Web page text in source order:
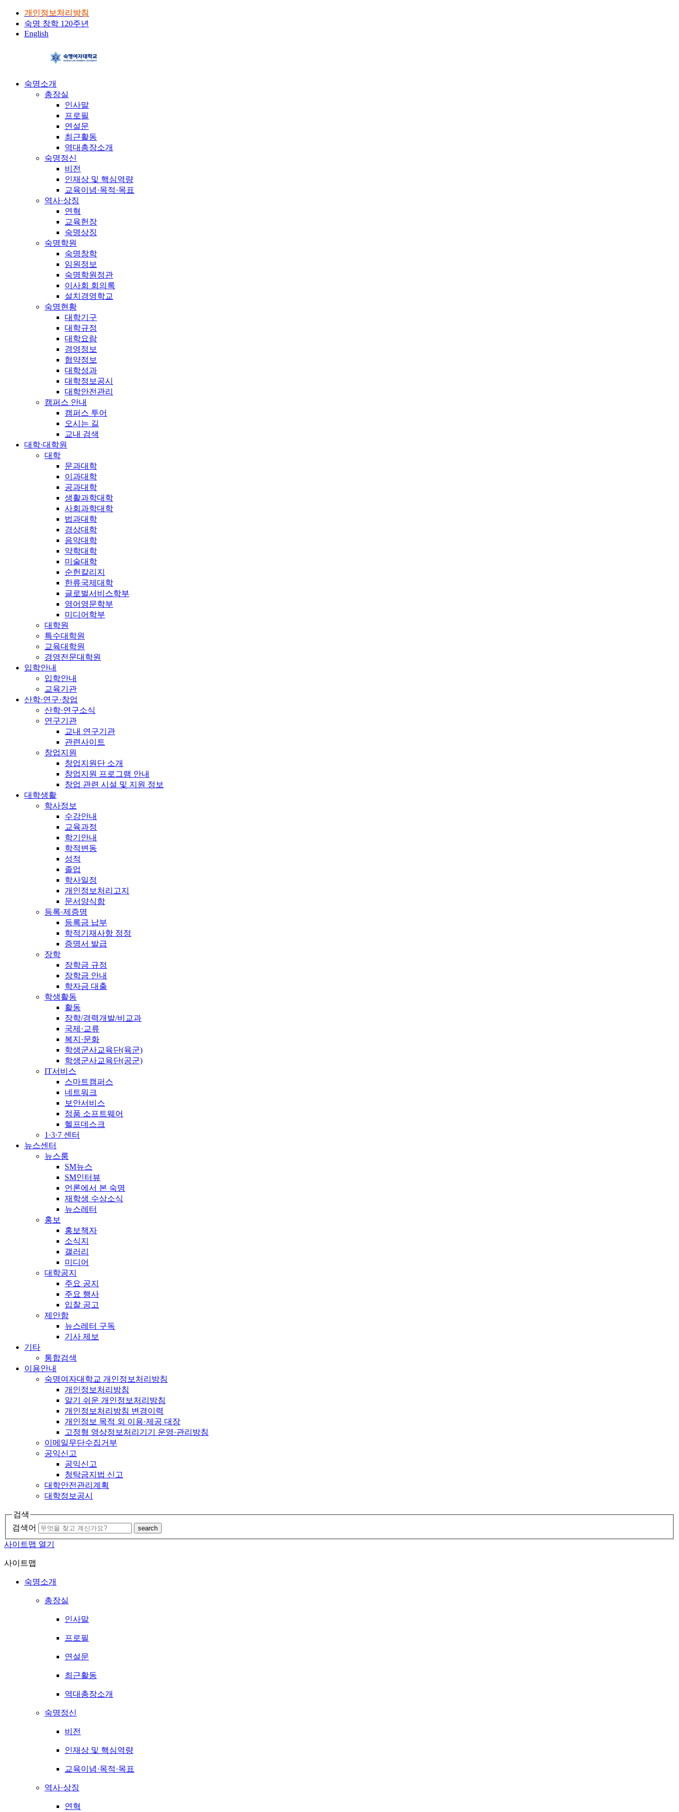
개인정보처리방침
숙명 창학 120주년
English
숙명소개
총장실
인사말
프로필
연설문
최근활동
역대총장소개
숙명정신
비전
인재상 및 핵심역량
교육이념·목적·목표
역사·상징
연혁
교육헌장
숙명상징
숙명학원
숙명창학
임원정보
숙명학원정관
이사회 회의록
설치경영학교
숙명현황
대학기구
대학규정
대학요람
경영정보
협약정보
대학성과
대학정보공시
대학안전관리
캠퍼스 안내
캠퍼스 투어
오시는 길
교내 검색
대학·대학원
대학
문과대학
이과대학
공과대학
생활과학대학
사회과학대학
법과대학
경상대학
음악대학
약학대학
미술대학
순헌칼리지
한류국제대학
글로벌서비스학부
영어영문학부
미디어학부
대학원
특수대학원
교육대학원
경영전문대학원
입학안내
입학안내
교육기관
산학·연구·창업
산학·연구소식
연구기관
교내 연구기관
관련사이트
창업지원
창업지원단 소개
창업지원 프로그램 안내
창업 관련 시설 및 지원 정보
대학생활
학사정보
수강안내
교육과정
학기안내
학적변동
성적
졸업
학사일정
개인정보처리고지
문서양식함
등록·제증명
등록금 납부
학적기재사항 정정
증명서 발급
장학
장학금 규정
장학금 안내
학자금 대출
학생활동
활동
장학/경력개발/비교과
국제·교류
복지·문화
학생군사교육단(육군)
학생군사교육단(공군)
IT서비스
스마트캠퍼스
네트워크
보안서비스
정품 소프트웨어
헬프데스크
1·3·7 센터
뉴스센터
뉴스룸
SM뉴스
SM인터뷰
언론에서 본 숙명
재학생 수상소식
뉴스레터
홍보
홍보책자
소식지
갤러리
미디어
대학공지
주요 공지
주요 행사
입찰 공고
제안함
뉴스레터 구독
기사 제보
기타
통합검색
이용안내
숙명여자대학교 개인정보처리방침
개인정보처리방침
알기 쉬운 개인정보처리방침
개인정보처리방침 변경이력
개인정보 목적 외 이용·제공 대장
고정형 영상정보처리기기 운영·관리방침
이메일무단수집거부
공익신고
공익신고
청탁금지법 신고
대학안전관리계획
대학정보공시
검색
검색어
search
사이트맵 열기
사이트맵
숙명소개
총장실
인사말
프로필
연설문
최근활동
역대총장소개
숙명정신
비전
인재상 및 핵심역량
교육이념·목적·목표
역사·상징
연혁